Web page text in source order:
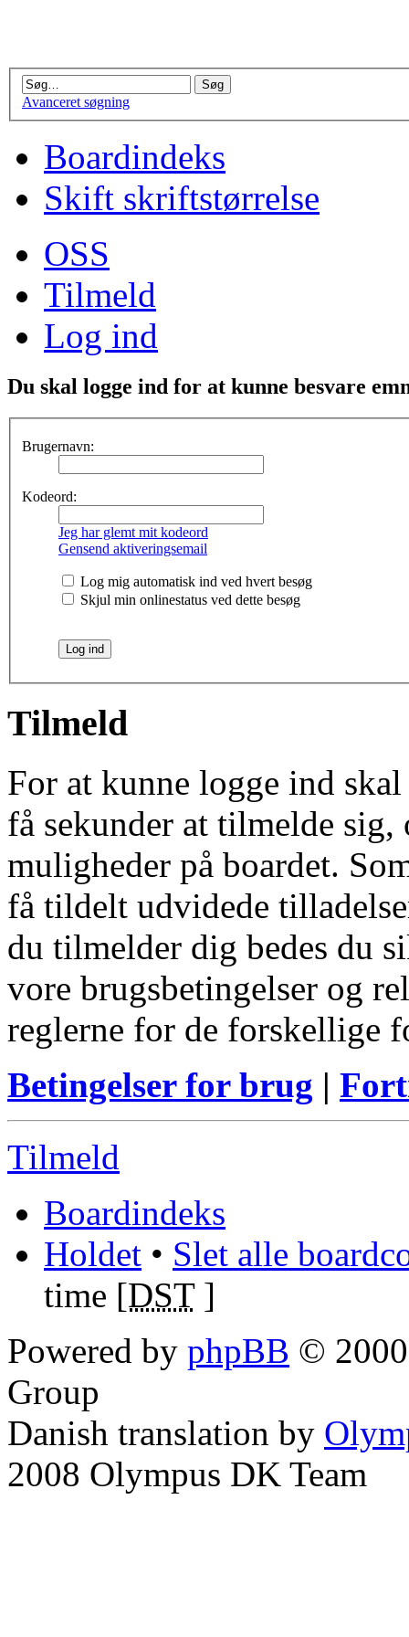
Avanceret søgning
Boardindeks
Skift skriftstørrelse
OSS
Tilmeld
Log ind
Du skal logge ind for at kunne besvare
Brugernavn:
Kodeord:
Jeg har glemt mit kodeord
Gensend aktiveringsemail
Log mig automatisk ind ved hvert besøg
Skjul min onlinestatus ved dette besøg
Tilmeld
For at kunne logge ind
få sekunder at tilmelde
muligheder på boardet.
få tildelt udvidede
du tilmelder dig bedes du
vore brugsbetingelser og
reglerne for de forskellige
Betingelser for brug |
Tilmeld
Boardindeks
Holdet • Slet alle
time [DST]
Powered by phpBB ©
Group
Danish translation by
2008 Olympus DK Team